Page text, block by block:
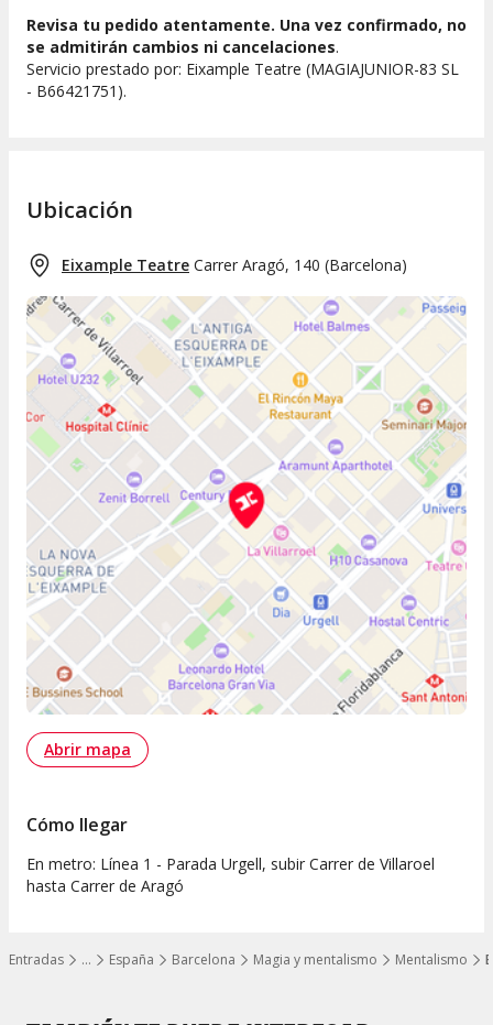
…
Mostrar todos los niveles
Entradas España Barcelona Magia y mentalismo Mentalismo
Revisa tu pedido atentamente. Una vez confirmado, no
se admitirán cambios ni cancelaciones.
Servicio prestado por: Eixample Teatre (MAGIAJUNIOR-83 SL
- B66421751).
Ubicación
Eixample Teatre Carrer Aragó, 140 (Barcelona)
Abrir mapa
Cómo llegar
En metro: Línea 1 - Parada Urgell, subir Carrer de Villaroel
hasta Carrer de Aragó